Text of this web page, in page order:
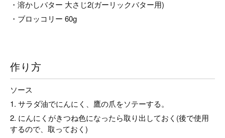
・溶かしバター 大さじ2(ガーリックバター用)
・ブロッコリー 60g
作り方
ソース
1. サラダ油でにんにく、鷹の爪をソテーする。
2. にんにくがきつね色になったら取り出しておく(後で使用
するので、取っておく)